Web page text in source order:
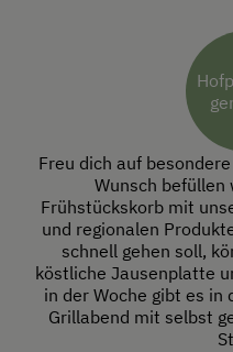
Freu dich auf
Wunsch befüllen
Frühstückskorb mit
und regionalen
schnell gehen soll,
köstliche Jausenplatte
in der Woche gibt es in
Grillabend mit selbst